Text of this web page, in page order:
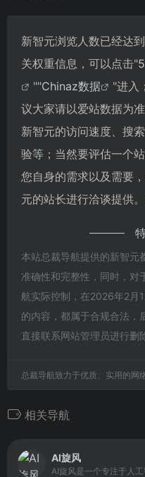
新智元浏览人数已经达
关权重信息，可以点击"
""Chinaz数据
"进入
议大家请以爱站数据为
新智元的访问速度、搜
验等；当然要评估一个
您自身的需求以及需要
元的站长进行洽谈提供
本站总裁导航提供的新智元
准确性和完整性，同时，对
航实际控制，在2026年2月
的内容，都属于合规合法，
直接联系网站管理员进行删
总裁导航致力于优质、实用的网
相关导航
AI旋风